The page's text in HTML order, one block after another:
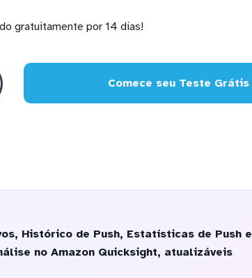
gratuitamente por 14 dias!
Comece seu Teste Grátis
Histórico de Push, Estatísticas de Push e
no Amazon Quicksight, atualizáveis